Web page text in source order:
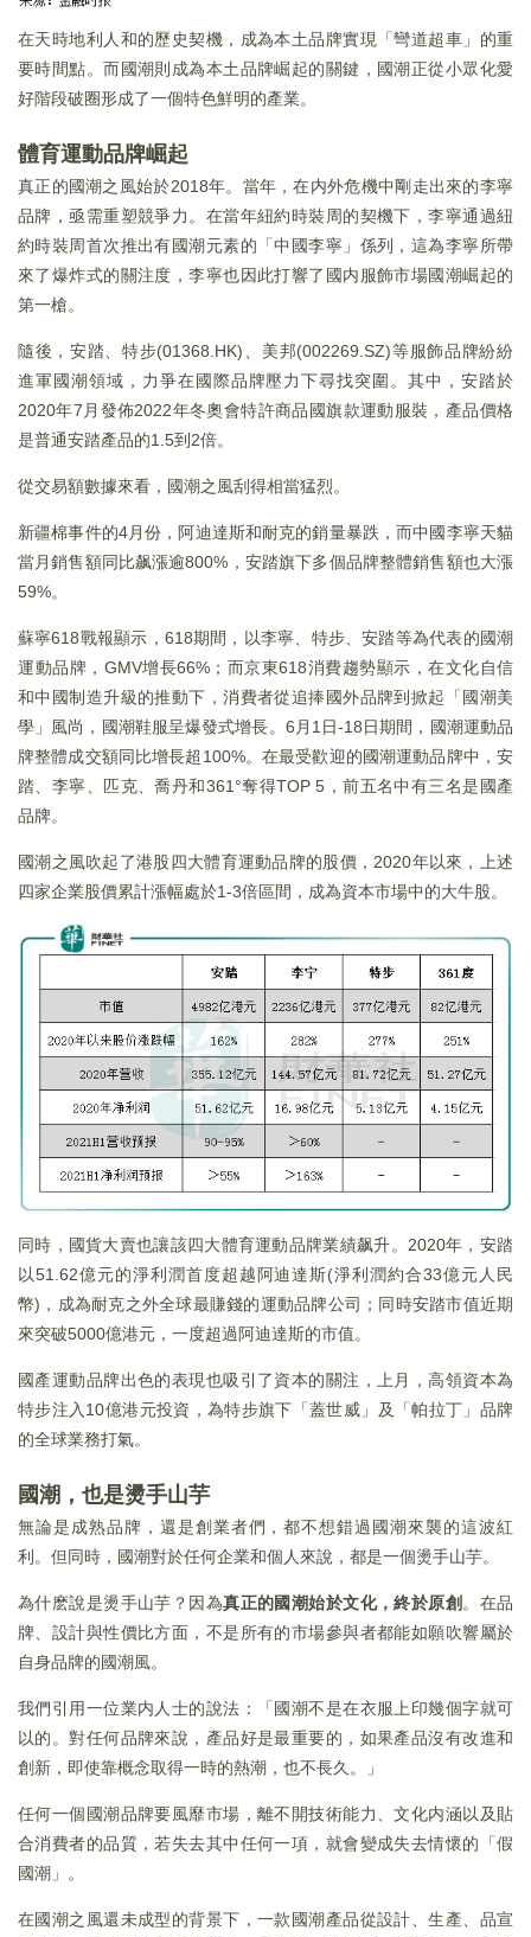
在天時地利人和的歷史契機，成為本土品牌實現「彎道超車」的重
要時間點。而國潮則成為本土品牌崛起的關鍵，國潮正從小眾化愛
好階段破圈形成了一個特色鮮明的產業。
體育運動品牌崛起
真正的國潮之風始於2018年。當年，在内外危機中剛走出來的李寧
品牌，亟需重塑競爭力。在當年紐約時裝周的契機下，李寧通過紐
約時裝周首次推出有國潮元素的「中國李寧」係列，這為李寧所帶
來了爆炸式的關注度，李寧也因此打響了國内服飾市場國潮崛起的
第一槍。
隨後，安踏、特步(01368.HK)、美邦(002269.SZ)等服飾品牌紛紛
進軍國潮領域，力爭在國際品牌壓力下尋找突圍。其中，安踏於
2020年7月發佈2022年冬奧會特許商品國旗款運動服裝，產品價格
是普通安踏產品的1.5到2倍。
從交易額數據來看，國潮之風刮得相當猛烈。
新疆棉事件的4月份，阿迪達斯和耐克的銷量暴跌，而中國李寧天貓
當月銷售額同比飙漲逾800%，安踏旗下多個品牌整體銷售額也大漲
59%。
蘇寧618戰報顯示，618期間，以李寧、特步、安踏等為代表的國潮
運動品牌，GMV增長66%；而京東618消費趨勢顯示，在文化自信
和中國制造升級的推動下，消費者從追捧國外品牌到掀起「國潮美
學」風尚，國潮鞋服呈爆發式增長。6月1日-18日期間，國潮運動品
牌整體成交額同比增長超100%。在最受歡迎的國潮運動品牌中，安
踏、李寧、匹克、喬丹和361°奪得TOP 5，前五名中有三名是國產
品牌。
國潮之風吹起了港股四大體育運動品牌的股價，2020年以來，上述
四家企業股價累計漲幅處於1-3倍區間，成為資本市場中的大牛股。
同時，國貨大賣也讓該四大體育運動品牌業績飙升。2020年，安踏
以51.62億元的淨利潤首度超越阿迪達斯(淨利潤約合33億元人民
幣)，成為耐克之外全球最賺錢的運動品牌公司；同時安踏市值近期
來突破5000億港元，一度超過阿迪達斯的市值。
國產運動品牌出色的表現也吸引了資本的關注，上月，高領資本為
特步注入10億港元投資，為特步旗下「蓋世威」及「帕拉丁」品牌
的全球業務打氣。
國潮，也是燙手山芋
無論是成熟品牌，還是創業者們，都不想錯過國潮來襲的這波紅
利。但同時，國潮對於任何企業和個人來說，都是一個燙手山芋。
為什麽說是燙手山芋？因為真正的國潮始於文化，終於原創。在品
牌、設計與性價比方面，不是所有的市場參與者都能如願吹響屬於
自身品牌的國潮風。
我們引用一位業内人士的說法：「國潮不是在衣服上印幾個字就可
以的。對任何品牌來說，產品好是最重要的，如果產品沒有改進和
創新，即使靠概念取得一時的熱潮，也不長久。」
任何一個國潮品牌要風靡市場，離不開技術能力、文化内涵以及貼
合消費者的品質，若失去其中任何一項，就會變成失去情懷的「假
國潮」。
在國潮之風還未成型的背景下，一款國潮產品從設計、生產、品宣